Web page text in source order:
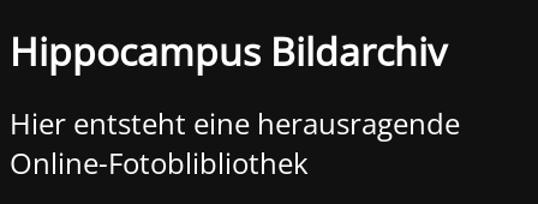
Hippocampus Bildarchiv
Hier entsteht eine herausragende
Online-Fotoblibliothek